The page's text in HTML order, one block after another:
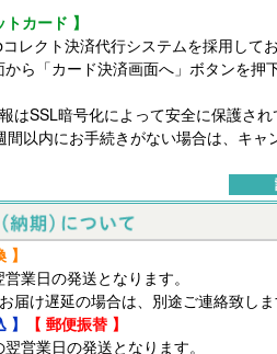
トカード 】
レクト決済代行システムを採用してお
ら「カード決済画面へ」ボタンを押
はSSL暗号化によって安全に保護され
間以内にお手続きがない場合は、キャ
】
業日の発送となります。
届け遅延の場合は、別途ご連絡致しま
】
【 郵便振替 】
営業日の発送となります。